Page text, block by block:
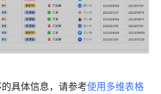
具体信息，请参考使用多维表格